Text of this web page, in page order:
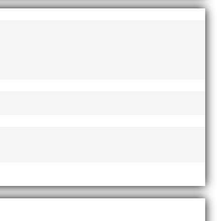
Självklart ingår t-shirt, diplom, fika, lunch
på häck och sprint. Träffen riktar sig till ALLA